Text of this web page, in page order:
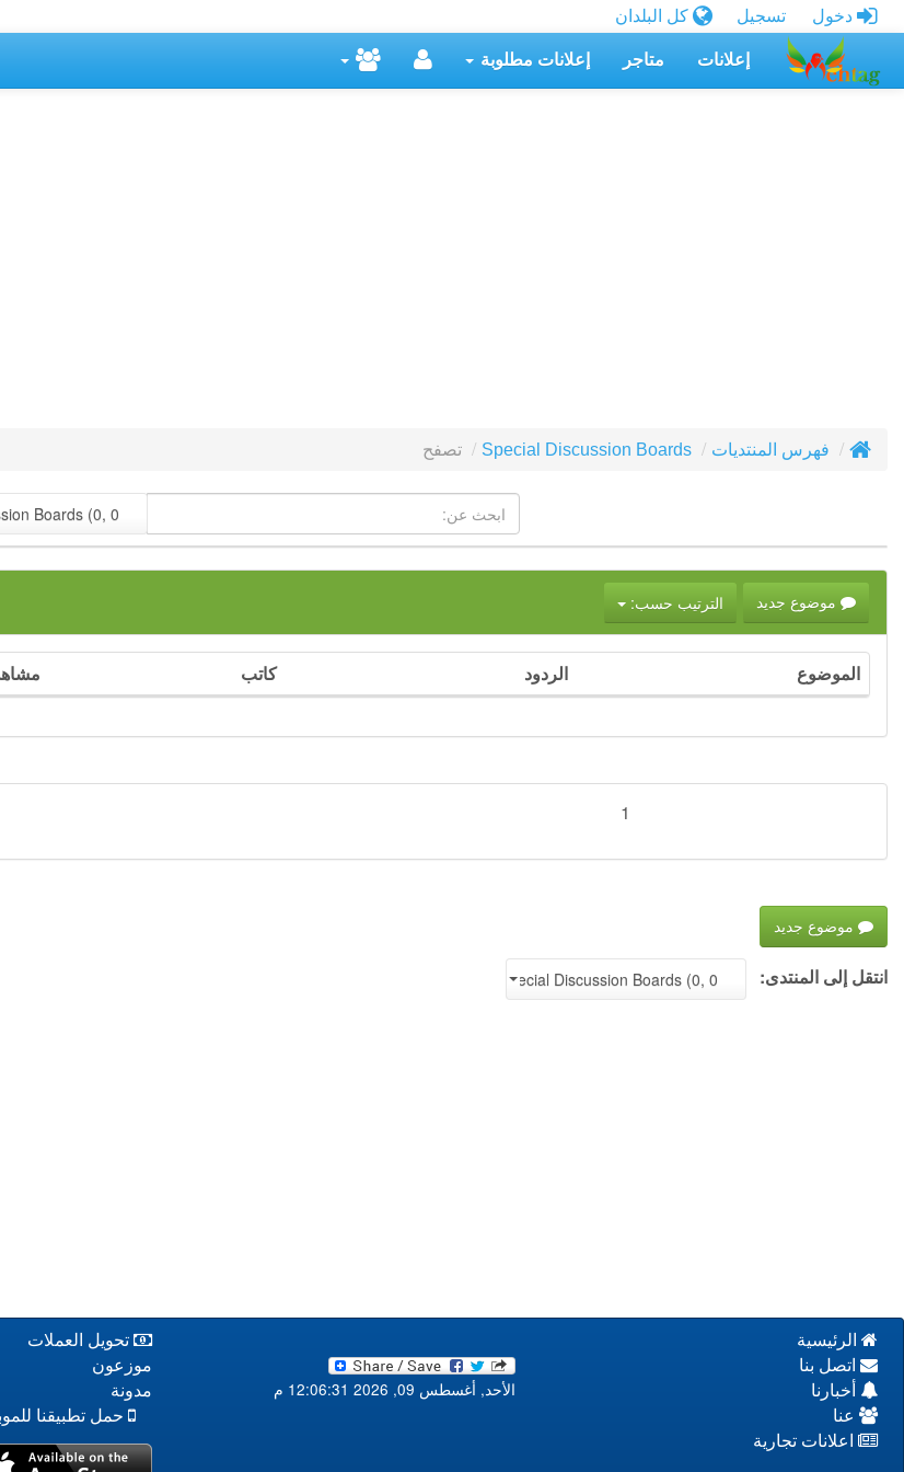
دخول تسجيل كل البلدان
إعلانات متاجر إعلانات مطلوبة
فهرس المنتديات Special Discussion Boards تصفح
Boards (0, 0)
موضوع جديد الترتيب حسب:
الموضوع الردود كاتب
1
موضوع جديد
انتقل إلى المنتدى: Special Discussion Boards (0, 0)
الرئيسية
اتصل بنا
أخبارنا
عنا
اعلانات تجارية
الأحد, أغسطس 09, 2026 12:06:31 م
تحويل العملات
موزعون
مدونة
حمل تطبيقنا